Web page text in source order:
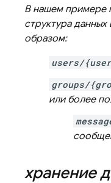
В нашем примере
структура
образом:
users/
groups/
или более
хранение